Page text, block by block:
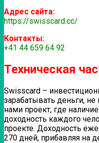
Адрес сайта:
https://swisscard.cc/
Контакты:
+41 44 659 64 92
Техническая
Swisscard –
зарабатывать деньги,
нами проект, где
доходность каждого
проекте. Доходность
270 дней, прибавляя на